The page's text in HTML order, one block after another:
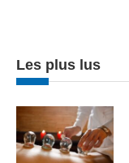
Les plus lus